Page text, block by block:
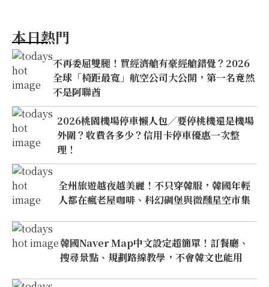
本日熱門
不再委屈雙腿！買經濟艙有豪經艙錯覺？2026
全球「椅距最寬」航空公司大公開，第一名竟然
不是阿聯酋
2026桃園機場停車懶人包／要停桃機還是機場
外圍？收費各多少？信用卡停車優惠一次整
理！
全州旅遊越夜越美麗！不只穿韓服，韓國年輕
人都在瘋老屋咖啡、科幻碉堡與微醺星空市集
韓國Naver Map中文設定超簡單！訂餐廳、
搜尋景點、規劃路線教學，不會韓文也能用